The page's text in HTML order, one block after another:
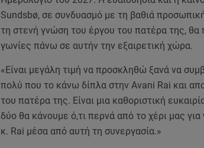
Sundsbø, σε συνδυασμό με τη βαθιά
τη στενή γνώση του έργου του πατέρα της,
γωνίες πάνω σε αυτήν την εξαιρετική χώρα.
«Είναι μεγάλη τιμή να προσκληθώ ξανά να
πολύ που το κάνω δίπλα στην Avani Rai και
του πατέρα της. Είναι μια καθοριστική
δύο θα κάνουμε ό,τι περνά από το χέρι μας
κ. Rai μέσα από αυτή τη συνεργασία.»